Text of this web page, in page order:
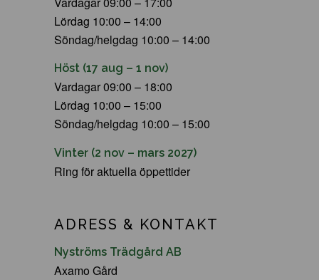
Lördag 10:00 – 14:00
Söndag/helgdag 10:00 – 14:00
Höst (17 aug – 1 nov)
Vardagar 09:00 – 18:00
Lördag 10:00 – 15:00
Söndag/helgdag 10:00 – 15:00
Vinter (2 nov – mars 2027)
Ring för aktuella öppettider
ADRESS & KONTAKT
Nyströms Trädgård AB
Axamo Gård